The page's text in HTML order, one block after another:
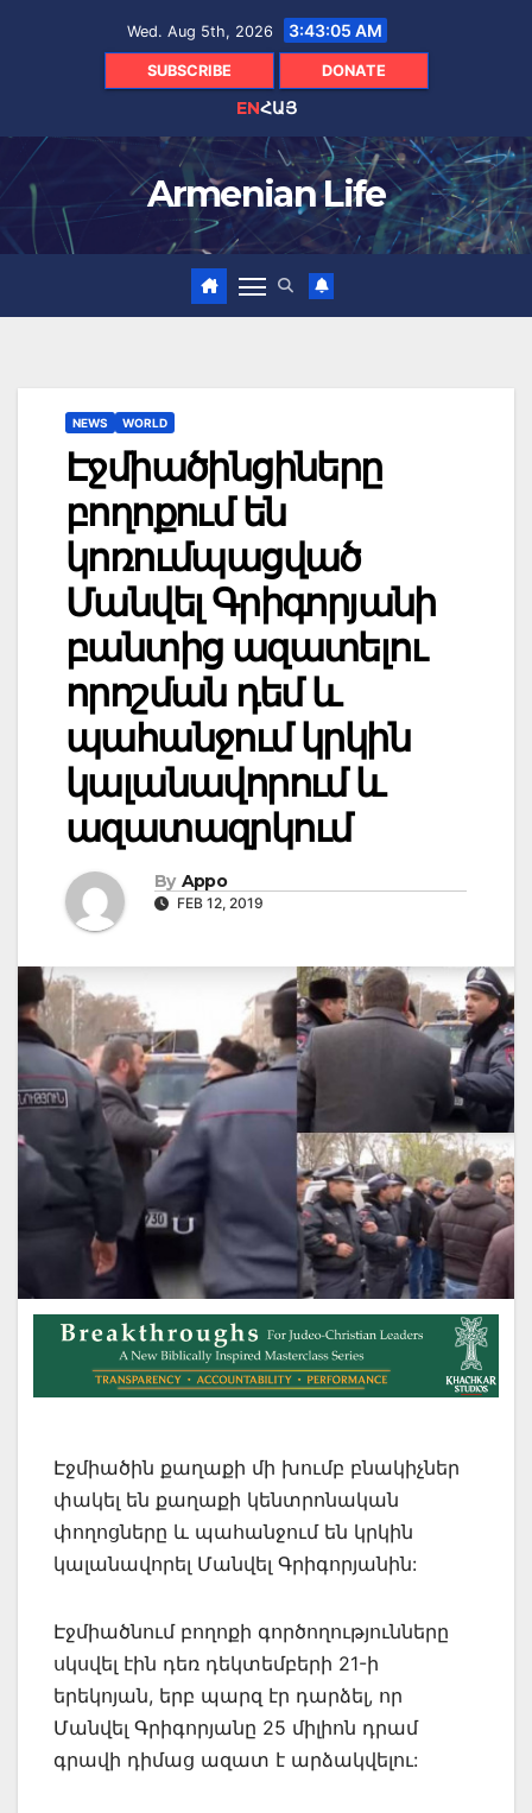
Wed. Aug 5th, 2026 3:43:07 AM
SUBSCRIBE DONATE
ENՀԱՅ
Armenian Life
NEWS WORLD
Էջմիածինցիները
բողոքում են
կոռումպացված
Մանվել Գրիգորյանի
բանտից ազատելու
որոշման դեմ և
պահանջում կրկին
կալանավորում և
ազատազրկում
By Appo
FEB 12, 2019
Էջմիածին քաղաքի մի խումբ բնակիչներ
փակել են քաղաքի կենտրոնական
փողոցները և պահանջում են կրկին
կալանավորել Մանվել Գրիգորյանին:
Էջմիածնում բողոքի գործողությունները
սկսվել էին դեռ դեկտեմբերի 21-ի
երեկոյան, երբ պարզ էր դարձել, որ
Մանվել Գրիգորյանը 25 միլիոն դրամ
գրավի դիմաց ազատ է արձակվելու: